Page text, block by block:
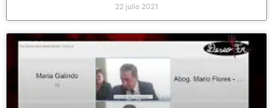
22 julio 2021